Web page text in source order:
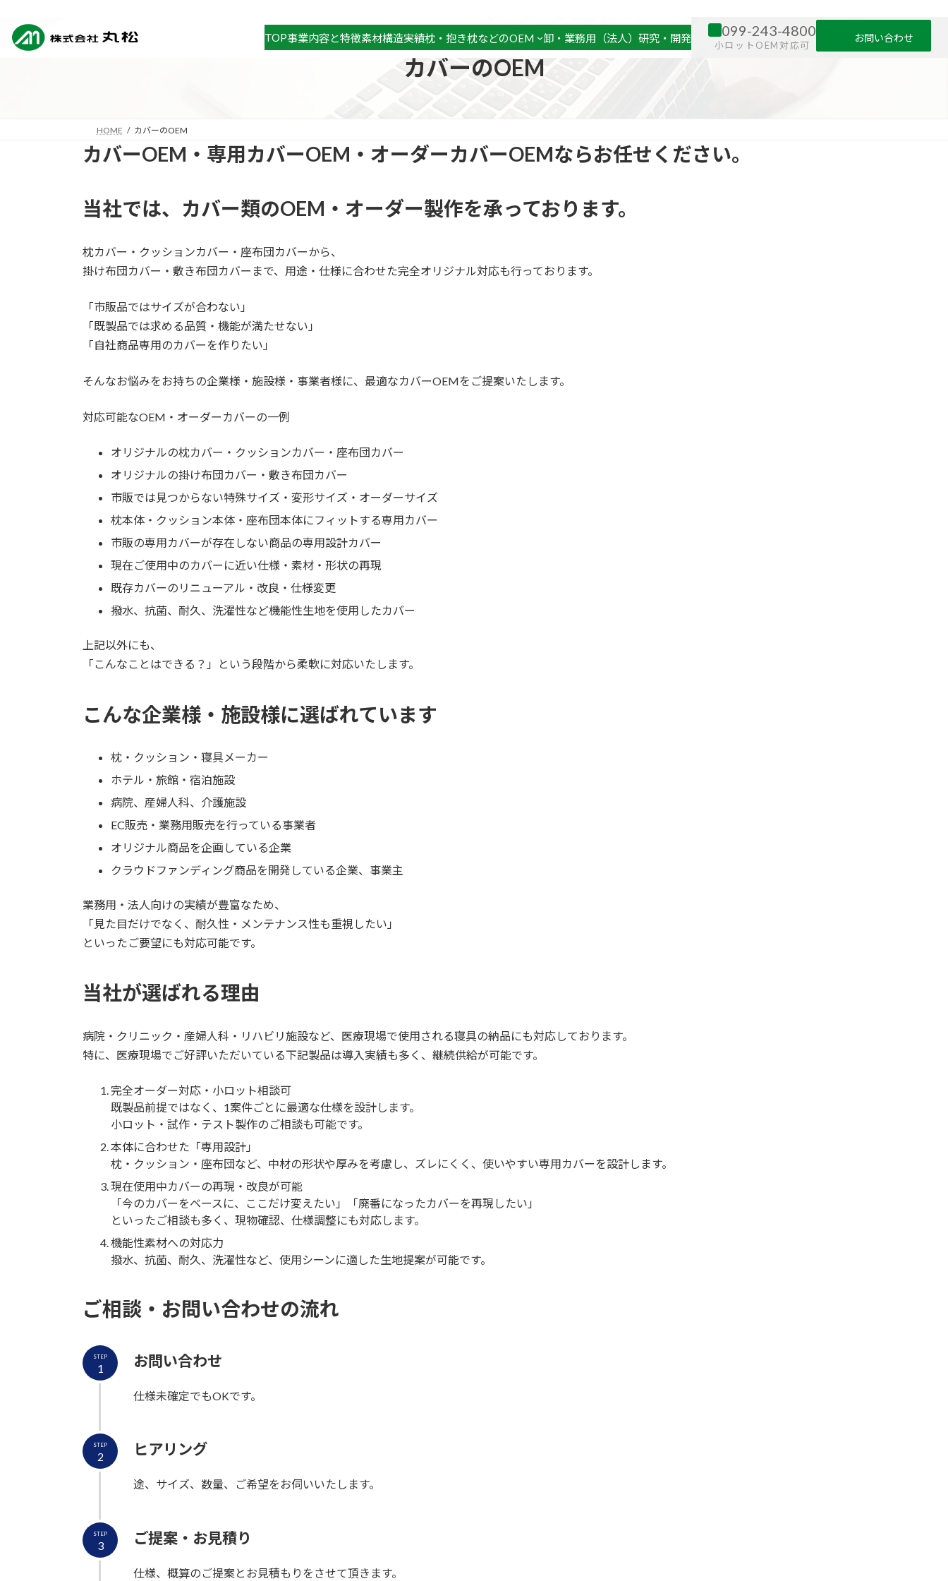
TOP事業内容と特徴素材構造実績枕・抱き枕などのOEM 卸・業務用（法人）研究・開発 099-243-4800
小ロットOEM対応可
お問い合わせ
カバーのOEM
HOME カバーのOEM
カバーOEM・専用カバーOEM・オーダーカバーOEMならお任せください。
当社では、カバー類のOEM・オーダー製作を承っております。
枕カバー・クッションカバー・座布団カバーから、
掛け布団カバー・敷き布団カバーまで、用途・仕様に合わせた完全オリジナル対応も行っております。
「市販品ではサイズが合わない」
「既製品では求める品質・機能が満たせない」
「自社商品専用のカバーを作りたい」
そんなお悩みをお持ちの企業様・施設様・事業者様に、最適なカバーOEMをご提案いたします。
対応可能なOEM・オーダーカバーの一例
オリジナルの枕カバー・クッションカバー・座布団カバー
オリジナルの掛け布団カバー・敷き布団カバー
市販では見つからない特殊サイズ・変形サイズ・オーダーサイズ
枕本体・クッション本体・座布団本体にフィットする専用カバー
市販の専用カバーが存在しない商品の専用設計カバー
現在ご使用中のカバーに近い仕様・素材・形状の再現
既存カバーのリニューアル・改良・仕様変更
撥水、抗菌、耐久、洗濯性など機能性生地を使用したカバー
上記以外にも、
「こんなことはできる？」という段階から柔軟に対応いたします。
こんな企業様・施設様に選ばれています
枕・クッション・寝具メーカー
ホテル・旅館・宿泊施設
病院、産婦人科、介護施設
EC販売・業務用販売を行っている事業者
オリジナル商品を企画している企業
クラウドファンディング商品を開発している企業、事業主
業務用・法人向けの実績が豊富なため、
「見た目だけでなく、耐久性・メンテナンス性も重視したい」
といったご要望にも対応可能です。
当社が選ばれる理由
病院・クリニック・産婦人科・リハビリ施設など、医療現場で使用される寝具の納品にも対応しております。
特に、医療現場でご好評いただいている下記製品は導入実績も多く、継続供給が可能です。
完全オーダー対応・小ロット相談可
既製品前提ではなく、1案件ごとに最適な仕様を設計します。
小ロット・試作・テスト製作のご相談も可能です。
本体に合わせた「専用設計」
枕・クッション・座布団など、中材の形状や厚みを考慮し、ズレにくく、使いやすい専用カバーを設計します。
現在使用中カバーの再現・改良が可能
「今のカバーをベースに、ここだけ変えたい」「廃番になったカバーを再現したい」
といったご相談も多く、現物確認、仕様調整にも対応します。
機能性素材への対応力
撥水、抗菌、耐久、洗濯性など、使用シーンに適した生地提案が可能です。
ご相談・お問い合わせの流れ
お問い合わせ
仕様未確定でもOKです。
STEP
1
ヒアリング
途、サイズ、数量、ご希望をお伺いいたします。
STEP
2
ご提案・お見積り
仕様、概算のご提案とお見積もりをさせて頂きます。
STEP
3